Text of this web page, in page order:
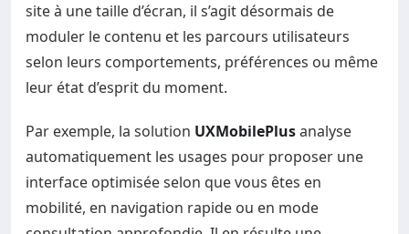
site à une taille d’écran, il s’agit désormais de
moduler le contenu et les parcours utilisateurs
selon leurs comportements, préférences ou même
leur état d’esprit du moment.
Par exemple, la solution UXMobilePlusanalyse
automatiquement les usages pour proposer une
interface optimisée selon que vous êtes en
mobilité, en navigation rapide ou en mode